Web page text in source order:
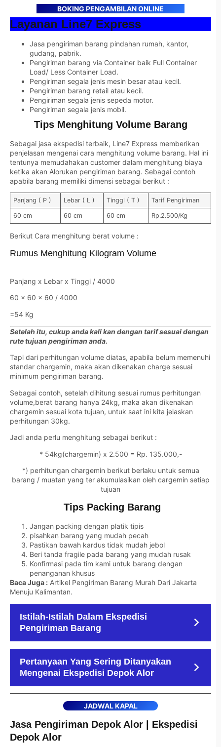
BOKING PENGAMBILAN ONLINE
Layanan Line7 Express
Jasa pengiriman barang pindahan rumah, kantor,
gudang, pabrik.
Pengiriman barang via Container baik Full Container
Load/ Less Container Load.
Pengiriman segala jenis mesin besar atau kecil.
Pengiriman barang retail atau kecil.
Pengiriman segala jenis sepeda motor.
Pengiriman segala jenis mobil.
Tips Menghitung Volume Barang
Sebagai jasa ekspedisi terbaik, Line7 Express memberikan
penjelasan mengenai cara menghitung volume barang. Hal ini
tentunya memudahakan customer dalam menghitung biaya
ketika akan Alorukan pengiriman barang. Sebagai contoh
apabila barang memiliki dimensi sebagai berikut :
Panjang ( P ) Lebar ( L ) Tinggi ( T ) Tarif Pengiriman
60 cm 60 cm 60 cm Rp.2.500/Kg
Berikut Cara menghitung berat volume :
Rumus Menghitung Kilogram Volume
Panjang x Lebar x Tinggi / 4000
60 x 60 x 60 / 4000
=54 Kg
Setelah itu, cukup anda kali kan dengan tarif sesuai dengan
rute tujuan pengiriman anda.
Tapi dari perhitungan volume diatas, apabila belum memenuhi
standar chargemin, maka akan dikenakan charge sesuai
minimum pengiriman barang.
Sebagai contoh, setelah dihitung sesuai rumus perhitungan
volume,berat barang hanya 24kg, maka akan dikenakan
chargemin sesuai kota tujuan, untuk saat ini kita jelaskan
perhitungan 30kg.
Jadi anda perlu menghitung sebagai berikut :
* 54kg(chargemin) x 2.500 = Rp. 135.000,-
*) perhitungan chargemin berikut berlaku untuk semua
barang / muatan yang ter akumulasikan oleh cargemin setiap
tujuan
Tips Packing Barang
Jangan packing dengan platik tipis
pisahkan barang yang mudah pecah
Pastikan bawah kardus tidak mudah jebol
Beri tanda fragile pada barang yang mudah rusak
Konfirmasi pada tim kami untuk barang dengan
penanganan khusus
Baca Juga : Artikel Pengiriman Barang Murah Dari Jakarta
Menuju Kalimantan.
Istilah-Istilah Dalam Ekspedisi
Pengiriman Barang
Pertanyaan Yang Sering Ditanyakan
Mengenai Ekspedisi Depok Alor
JADWAL KAPAL
Jasa Pengiriman Depok Alor | Ekspedisi
Depok Alor